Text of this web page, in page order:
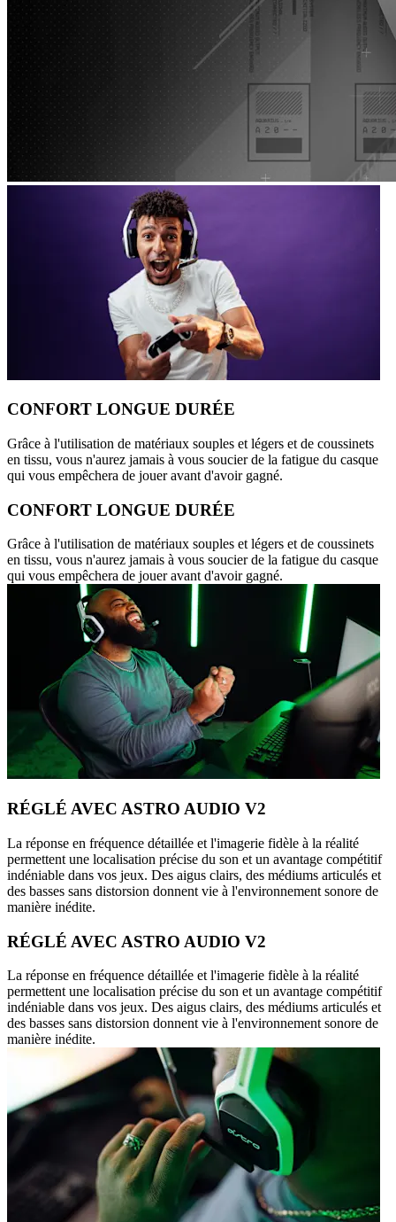
CONFORT LONGUE DURÉE
Grâce à l'utilisation de matériaux souples et légers et de coussinets
en tissu, vous n'aurez jamais à vous soucier de la fatigue du casque
qui vous empêchera de jouer avant d'avoir gagné.
CONFORT LONGUE DURÉE
Grâce à l'utilisation de matériaux souples et légers et de coussinets
en tissu, vous n'aurez jamais à vous soucier de la fatigue du casque
qui vous empêchera de jouer avant d'avoir gagné.
RÉGLÉ AVEC ASTRO AUDIO V2
La réponse en fréquence détaillée et l'imagerie fidèle à la réalité
permettent une localisation précise du son et un avantage compétitif
indéniable dans vos jeux. Des aigus clairs, des médiums articulés et
des basses sans distorsion donnent vie à l'environnement sonore de
manière inédite.
RÉGLÉ AVEC ASTRO AUDIO V2
La réponse en fréquence détaillée et l'imagerie fidèle à la réalité
permettent une localisation précise du son et un avantage compétitif
indéniable dans vos jeux. Des aigus clairs, des médiums articulés et
des basses sans distorsion donnent vie à l'environnement sonore de
manière inédite.